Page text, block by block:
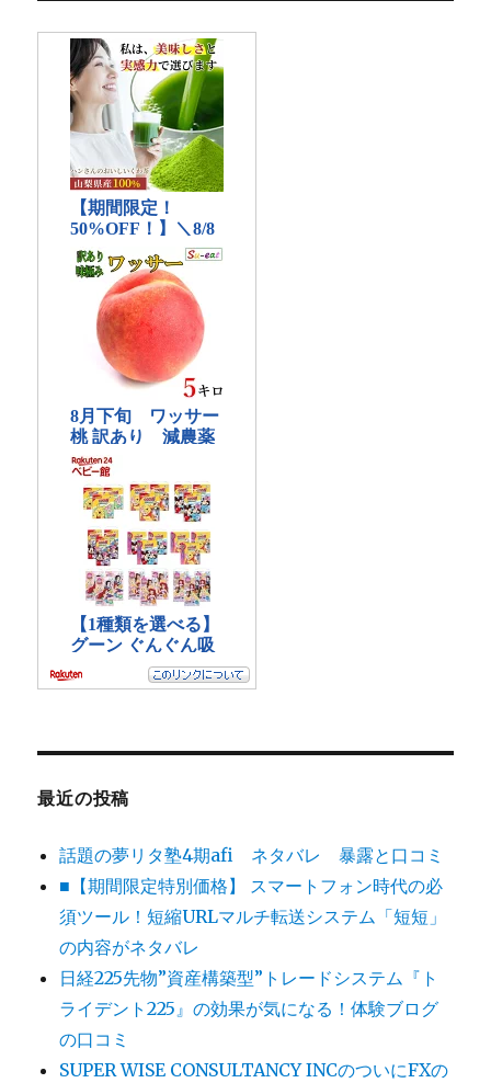
最近の投稿
話題の夢リタ塾4期afi ネタバレ 暴露と口コミ
■【期間限定特別価格】 スマートフォン時代の必
須ツール！短縮URLマルチ転送システム「短短」
の内容がネタバレ
日経225先物”資産構築型”トレードシステム『ト
ライデント225』の効果が気になる！体験ブログ
の口コミ
SUPER WISE CONSULTANCY INCのついにFXの